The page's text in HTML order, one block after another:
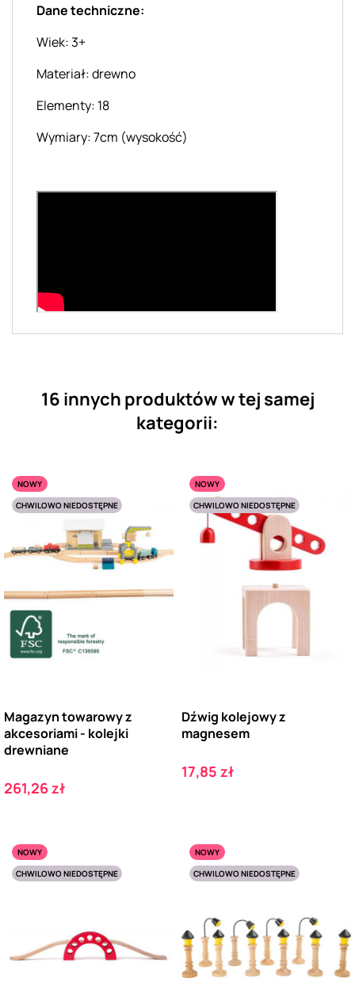
Dane techniczne:
Wiek: 3+
Materiał: drewno
Elementy: 18
Wymiary: 7cm (wysokość)
16 innych produktów w tej samej
kategorii:
NOWY
CHWILOWO NIEDOSTĘPNE
Magazyn towarowy z
akcesoriami - kolejki
drewniane
Cena
261,26 zł
NOWY
CHWILOWO NIEDOSTĘPNE
Dźwig kolejowy z
magnesem
Cena
17,85 zł
NOWY
CHWILOWO NIEDOSTĘPNE
NOWY
CHWILOWO NIEDOSTĘPNE